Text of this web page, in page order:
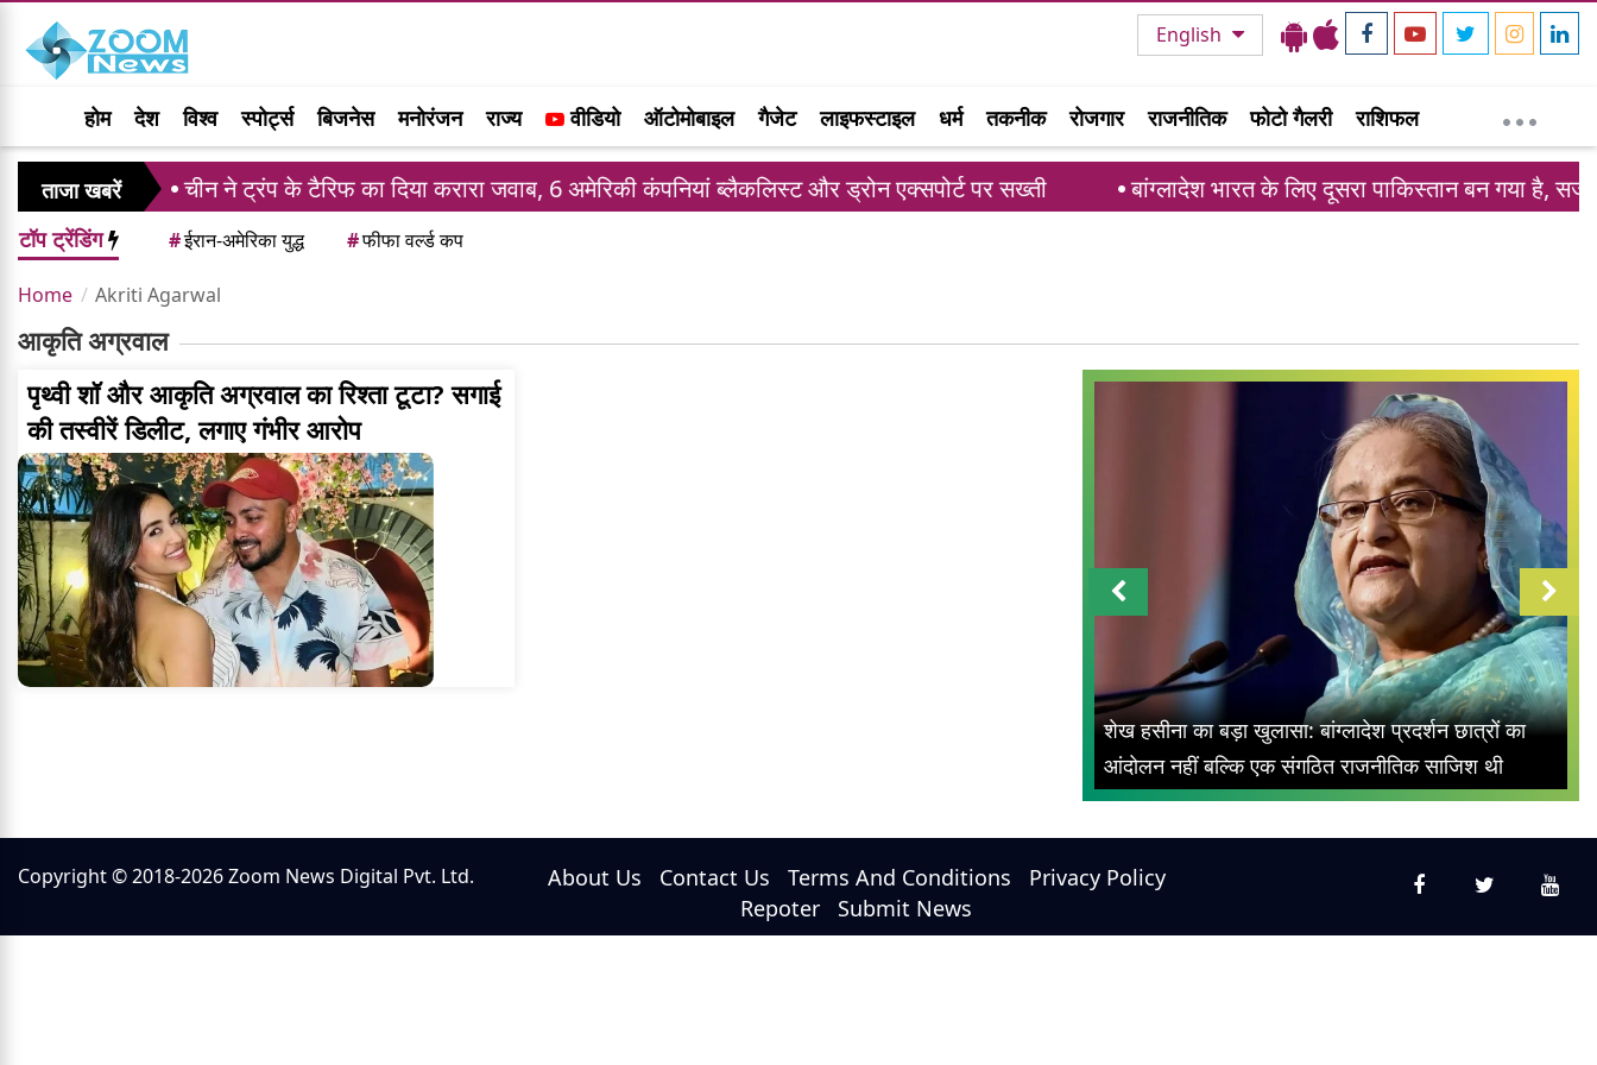
English
होम देश विश्व स्पोर्ट्स बिजनेस मनोरंजन राज्य वीडियो ऑटोमोबाइल गैजेट लाइफस्टाइल धर्म तकनीक रोजगार राजनीतिक फोटो गैलरी राशिफल
ताजा खबरें चीन ने ट्रंप के टैरिफ का दिया करारा जवाब, 6 अमेरिकी कंपनियां ब्लैकलिस्ट और ड्रोन एक्सपोर्ट पर सख्ती बांग्लादेश भारत के लिए दूसरा पाकिस्तान बन गया है, सजीब
टॉप ट्रेंडिंग #ईरान-अमेरिका युद्ध #फीफा वर्ल्ड कप
Home Akriti Agarwal
आकृति अग्रवाल
पृथ्वी शॉ और आकृति अग्रवाल का रिश्ता टूटा? सगाई
की तस्वीरें डिलीट, लगाए गंभीर आरोप
शेख हसीना का बड़ा खुलासा: बांग्लादेश प्रदर्शन छात्रों का
आंदोलन नहीं बल्कि एक संगठित राजनीतिक साजिश थी
Copyright © 2018-2026 Zoom News Digital Pvt. Ltd. About Us Contact Us Terms And Conditions
Privacy Policy
Repoter
Submit News